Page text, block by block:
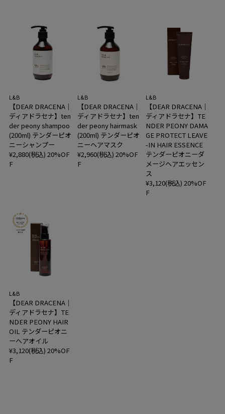
L&B
【DEAR DRACENA｜
ディアドラセナ】ten
der peony shampoo
(200ml) テンダーピオ
ニーシャンプー
¥2,880(税込) 20%OF
F
L&B
【DEAR DRACENA｜
ディアドラセナ】ten
der peony hairmask
(200ml) テンダーピオ
ニーヘアマスク
¥2,960(税込) 20%OF
F
L&B
【DEAR DRACENA｜
ディアドラセナ】TE
NDER PEONY DAMA
GE PROTECT LEAVE
-IN HAIR ESSENCE
テンダーピオニーダ
メージヘアエッセン
ス
¥3,120(税込) 20%OF
F
L&B
【DEAR DRACENA｜
ディアドラセナ】TE
NDER PEONY HAIR
OIL テンダーピオニ
ーヘアオイル
¥3,120(税込) 20%OF
F